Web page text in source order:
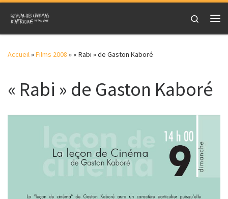
Skip to content
Search
Accueil»Films 2008 » « Rabi » de Gaston Kaboré
« Rabi » de Gaston Kaboré